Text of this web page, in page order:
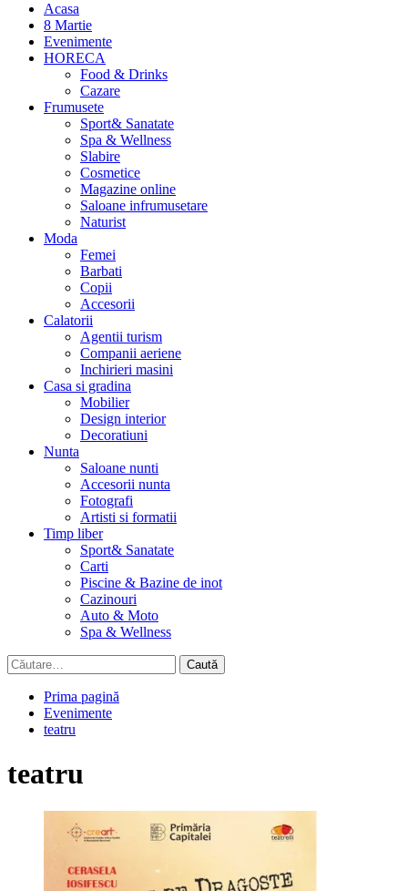
Acasa
8 Martie
Evenimente
HORECA
Food & Drinks
Cazare
Frumusete
Sport& Sanatate
Spa & Wellness
Slabire
Cosmetice
Magazine online
Saloane infrumusetare
Naturist
Moda
Femei
Barbati
Copii
Accesorii
Calatorii
Agentii turism
Companii aeriene
Inchirieri masini
Casa si gradina
Mobilier
Design interior
Decoratiuni
Nunta
Saloane nunti
Accesorii nunta
Fotografi
Artisti si formatii
Timp liber
Sport& Sanatate
Carti
Piscine & Bazine de inot
Cazinouri
Auto & Moto
Spa & Wellness
Caută
după:
Prima pagină
Evenimente
teatru
teatru